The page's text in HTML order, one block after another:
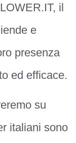
il
e
presenza
ed efficace.
su
italiani sono